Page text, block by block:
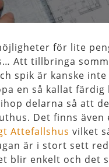
för lite
Att tillbringa
spik är kanske
en så kallat färdig
delarna så att
Det finns även
Attefallshus vilket
är i stort sett
blir enkelt och det